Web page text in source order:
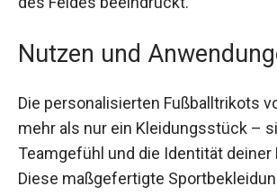
Verarbeitung, damit dein
sowohl auf als auch abseits des
beeindruckt.
Nutzen und
Die personalisierten Fußballtrikots
mehr als nur ein Kleidungsstück –